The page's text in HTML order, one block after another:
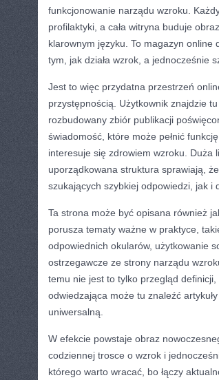
funkcjonowanie narządu wzroku.
profilaktyki, a cała witryna buduje
klarownym języku. To magazyn online
tym, jak działa wzrok, a jednocześnie
Jest to więc przydatna przestrzeń
przystępnością. Użytkownik znajdzie
rozbudowany zbiór publikacji
świadomość, które może pełnić
interesuje się zdrowiem wzroku. Duża
uporządkowana struktura sprawiają,
szukających szybkiej odpowiedzi, jak i
Ta strona może być opisana również
porusza tematy ważne w praktyce,
odpowiednich okularów, użytkowanie
ostrzegawcze ze strony narządu
temu nie jest to tylko przegląd
odwiedzająca może tu znaleźć
uniwersalną.
W efekcie powstaje obraz
codziennej trosce o wzrok i
którego warto wracać, bo łączy